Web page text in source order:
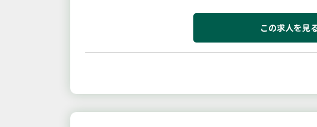
この求人を見